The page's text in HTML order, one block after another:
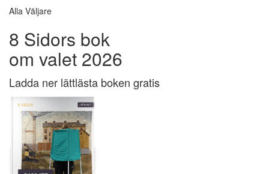
Alla Väljare
8 Sidors bok
om valet 2026
Ladda ner lättlästa boken gratis